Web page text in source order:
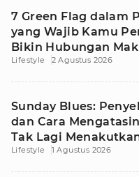
7 Green Flag dalam
yang Wajib Kamu
Bikin Hubungan
Awet
Lifestyle 2 Agustus 2026
Sunday Blues:
dan Cara
Tak Lagi
Lifestyle 1 Agustus 2026